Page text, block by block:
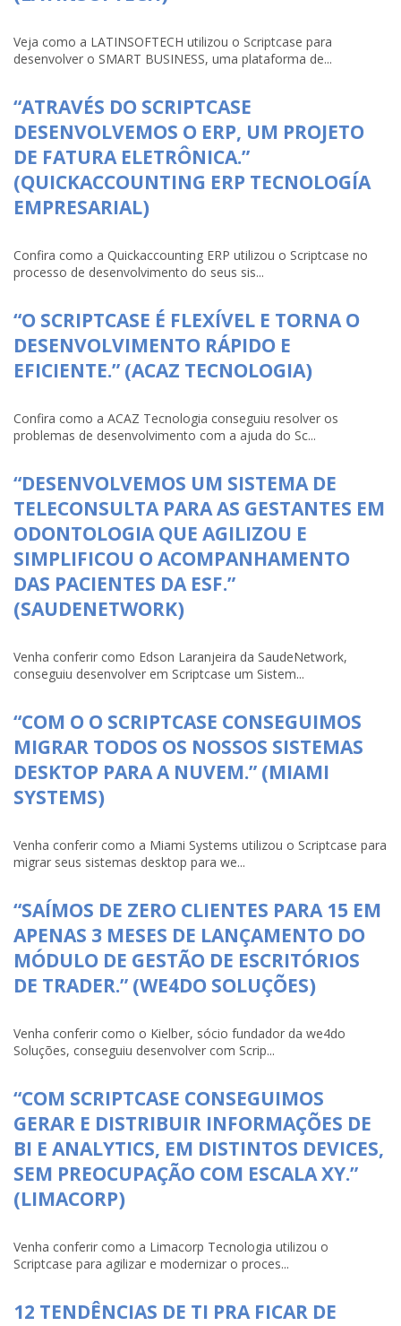
Veja como a LATINSOFTECH utilizou o Scriptcase para
desenvolver o SMART BUSINESS, uma plataforma de...
“ATRAVÉS DO SCRIPTCASE
DESENVOLVEMOS O ERP, UM PROJETO
DE FATURA ELETRÔNICA.”
(QUICKACCOUNTING ERP TECNOLOGÍA
EMPRESARIAL)
Confira como a Quickaccounting ERP utilizou o Scriptcase no
processo de desenvolvimento do seus sis...
“O SCRIPTCASE É FLEXÍVEL E TORNA O
DESENVOLVIMENTO RÁPIDO E
EFICIENTE.” (ACAZ TECNOLOGIA)
Confira como a ACAZ Tecnologia conseguiu resolver os
problemas de desenvolvimento com a ajuda do Sc...
“DESENVOLVEMOS UM SISTEMA DE
TELECONSULTA PARA AS GESTANTES EM
ODONTOLOGIA QUE AGILIZOU E
SIMPLIFICOU O ACOMPANHAMENTO
DAS PACIENTES DA ESF.”
(SAUDENETWORK)
Venha conferir como Edson Laranjeira da SaudeNetwork,
conseguiu desenvolver em Scriptcase um Sistem...
“COM O O SCRIPTCASE CONSEGUIMOS
MIGRAR TODOS OS NOSSOS SISTEMAS
DESKTOP PARA A NUVEM.” (MIAMI
SYSTEMS)
Venha conferir como a Miami Systems utilizou o Scriptcase para
migrar seus sistemas desktop para we...
“SAÍMOS DE ZERO CLIENTES PARA 15 EM
APENAS 3 MESES DE LANÇAMENTO DO
MÓDULO DE GESTÃO DE ESCRITÓRIOS
DE TRADER.” (WE4DO SOLUÇÕES)
Venha conferir como o Kielber, sócio fundador da we4do
Soluções, conseguiu desenvolver com Scrip...
“COM SCRIPTCASE CONSEGUIMOS
GERAR E DISTRIBUIR INFORMAÇÕES DE
BI E ANALYTICS, EM DISTINTOS DEVICES,
SEM PREOCUPAÇÃO COM ESCALA XY.”
(LIMACORP)
Venha conferir como a Limacorp Tecnologia utilizou o
Scriptcase para agilizar e modernizar o proces...
12 TENDÊNCIAS DE TI PRA FICAR DE